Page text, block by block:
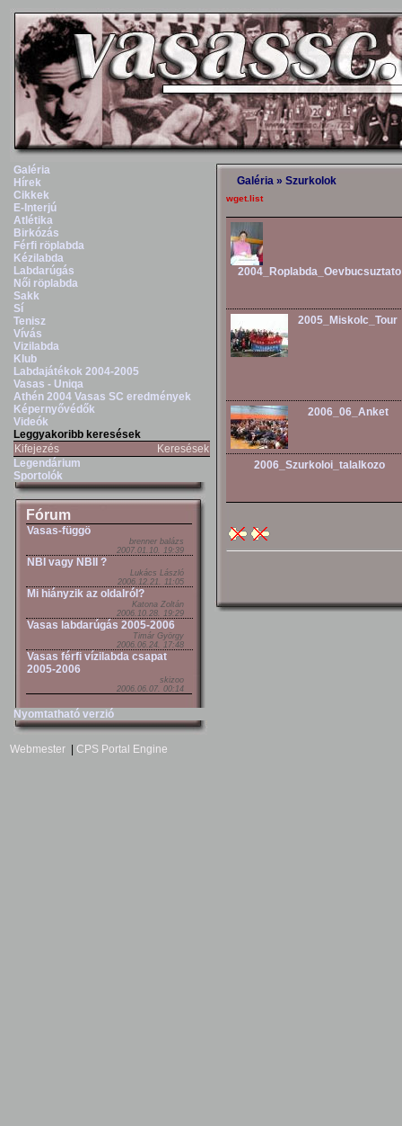
Galéria
Hírek
Cikkek
E-Interjú
Atlétika
Birkózás
Férfi röplabda
Kézilabda
Labdarúgás
Női röplabda
Sakk
Sí
Tenisz
Vívás
Vizilabda
Klub
Labdajátékok 2004-2005
Vasas - Uniqa
Athén 2004 Vasas SC eredmények
Képernyővédők
Videók
Leggyakoribb keresések
Kifejezés
Keresések
Legendárium
Sportolók
Fórum
Vasas-függö
brenner balázs
2007.01.10. 19:39
NBI vagy NBII ?
Lukács László
2006.12.21. 11:05
Mi hiányzik az oldalról?
Katona Zoltán
2006.10.28. 19:29
Vasas labdarúgás 2005-2006
Timár György
2006.06.24. 17:48
Vasas férfi vízilabda csapat
2005-2006
skizoo
2006.06.07. 00:14
Nyomtatható verzió
Galéria » Szurkolok
wget.list
2004_Roplabda_Oevbucsuztato
2005_Miskolc_Tour
2006_06_Anket
2006_Szurkoloi_talalkozo
Webmester CPS Portal Engine